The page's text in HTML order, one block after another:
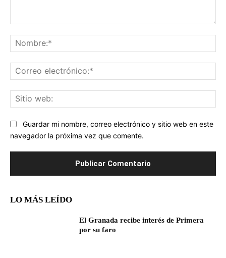
Guardar mi nombre, correo electrónico y sitio web en este
navegador la próxima vez que comente.
LO MÁS LEÍDO
El Granada recibe interés de Primera
por su faro